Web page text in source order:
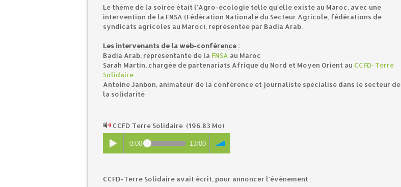
Le thème de la soirée était l'Agro-écologie telle qu'elle existe au Maroc, avec une
intervention de la FNSA (Fédération Nationale du Secteur Agricole, fédérations de
syndicats agricoles au Maroc), représentée par Badia Arab.
Les intervenants de la web-conférence :
Badia Arab, représentante de la FNSA au Maroc
Sarah Martin, chargée de partenariats Afrique du Nord et Moyen Orient au CCFD-Terre
Solidaire
Antoine Janbon, animateur de la conférence et journaliste spécialisé dans le secteur de
la solidarité
CCFD Terre Solidaire (196.83 Mo)
0:00 13:00
CCFD-Terre Solidaire avait écrit, pour annoncer l'évènement :